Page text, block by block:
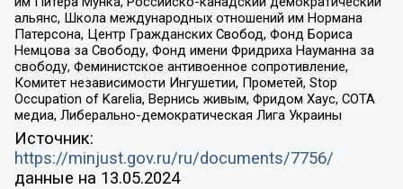
альянс, Школа международных отношений им Нормана
Патерсона, Центр Гражданских Свобод, Фонд Бориса
Немцова за Свободу, Фонд имени Фридриха Науманна за
свободу, Феминистское антивоенное сопротивление,
Комитет независимости Ингушетии, Прометей, Stop
Occupation of Karelia, Вернись живым, Фридом Хаус, СОТА
медиа, Либерально-демократическая Лига Украины
Источник:
https://minjust.gov.ru/ru/documents/7756/
данные на 13.05.2024